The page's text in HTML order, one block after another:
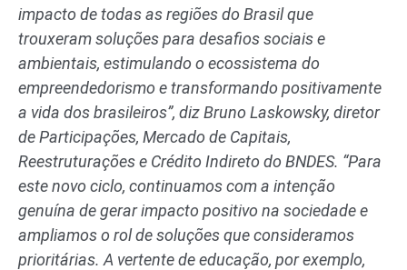
impacto de todas as regiões do Brasil que
trouxeram soluções para desafios sociais e
ambientais, estimulando o ecossistema do
empreendedorismo e transformando positivamente
a vida dos brasileiros”, diz Bruno Laskowsky, diretor
de Participações, Mercado de Capitais,
Reestruturações e Crédito Indireto do BNDES. “Para
este novo ciclo, continuamos com a intenção
genuína de gerar impacto positivo na sociedade e
ampliamos o rol de soluções que consideramos
prioritárias. A vertente de educação, por exemplo,